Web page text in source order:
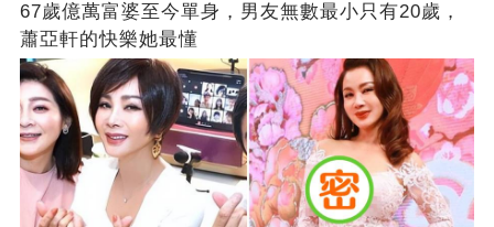
67歲億萬富婆至今單身，男友無數最小只有20歲，
蕭亞軒的快樂她最懂